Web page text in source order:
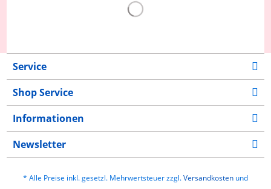
Service
Shop Service
Informationen
Newsletter
* Alle Preise inkl. gesetzl. Mehrwertsteuer zzgl.Versandkosten und